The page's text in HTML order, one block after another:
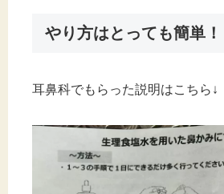
やり方はとっても簡単！
耳鼻科でもらった説明はこちら↓